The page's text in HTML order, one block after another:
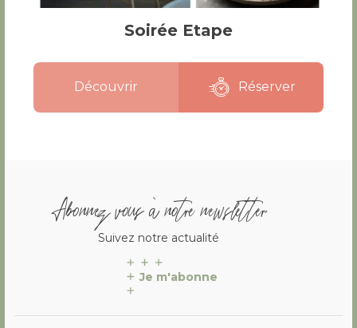
Soirée Etape
Découvrir Réserver
Abonnez vous à notre newsletter
Suivez notre actualité
Je m'abonne